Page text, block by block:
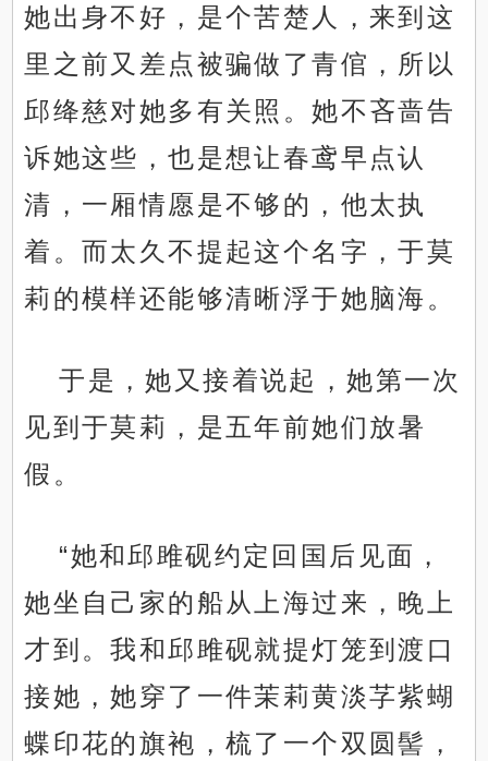
她出身不好，是个苦楚人，来到这
里之前又差点被骗做了青倌，所以
邱绛慈对她多有关照。她不吝啬告
诉她这些，也是想让春鸢早点认
清，一厢情愿是不够的，他太执
着。而太久不提起这个名字，于莫
莉的模样还能够清晰浮于她脑海。
于是，她又接着说起，她第一次
见到于莫莉，是五年前她们放暑
假。
“她和邱雎砚约定回国后见面，
她坐自己家的船从上海过来，晚上
才到。我和邱雎砚就提灯笼到渡口
接她，她穿了一件茉莉黄淡芓紫蝴
蝶印花的旗袍，梳了一个双圆髻，